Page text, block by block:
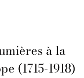
à la
(1715-1918)